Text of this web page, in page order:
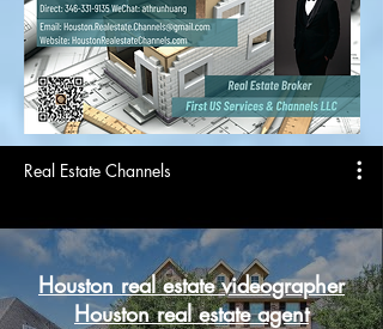
Real Estate Channels
Houston real estate videographer
Houston real estate agent